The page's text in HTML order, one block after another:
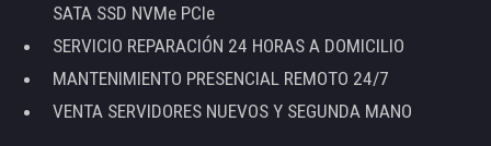
SATA SSD NVMe PCIe
SERVICIO REPARACIÓN 24 HORAS A DOMICILIO
MANTENIMIENTO PRESENCIAL REMOTO 24/7
VENTA SERVIDORES NUEVOS Y SEGUNDA MANO